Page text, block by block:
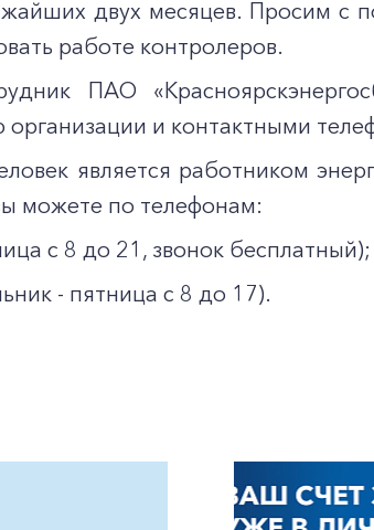
двух месяцев. Просим с
работе контролеров.
ПАО
и контактными
является работником
можете по телефонам:
с 8 до 21, звонок бесплатный);
- пятница с 8 до 17).